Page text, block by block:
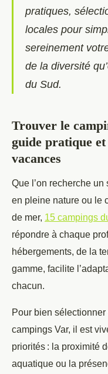
pratiques,
locales pour
sereinement
de la diversité
du Sud.
Trouver le
guide pratique
vacances
Que l’on recherche
en pleine nature ou le
de mer, 15 campings
répondre à chaque
hébergements, de la
gamme, facilite
chacun.
Pour bien
campings Var, il est
priorités : la proximité
aquatique ou la